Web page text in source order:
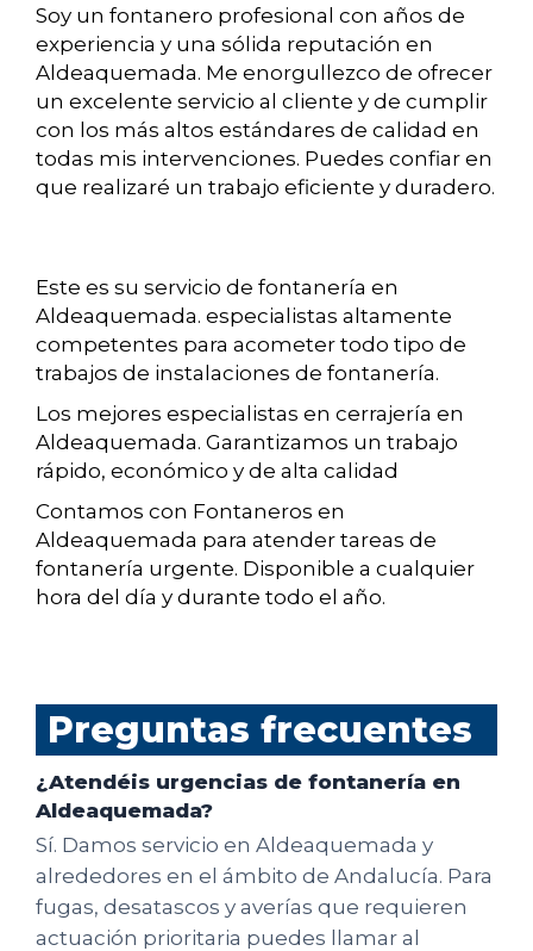
Soy un fontanero profesional con años de
experiencia y una sólida reputación en
Aldeaquemada. Me enorgullezco de ofrecer
un excelente servicio al cliente y de cumplir
con los más altos estándares de calidad en
todas mis intervenciones. Puedes confiar en
que realizaré un trabajo eficiente y duradero.
Este es su servicio de fontanería en
Aldeaquemada. especialistas altamente
competentes para acometer todo tipo de
trabajos de instalaciones de fontanería.
Los mejores especialistas en cerrajería en
Aldeaquemada. Garantizamos un trabajo
rápido, económico y de alta calidad
Contamos con Fontaneros en
Aldeaquemada para atender tareas de
fontanería urgente. Disponible a cualquier
hora del día y durante todo el año.
Preguntas frecuentes
¿Atendéis urgencias de fontanería en
Aldeaquemada?
Sí. Damos servicio en Aldeaquemada y
alrededores en el ámbito de Andalucía. Para
fugas, desatascos y averías que requieren
actuación prioritaria puedes llamar al